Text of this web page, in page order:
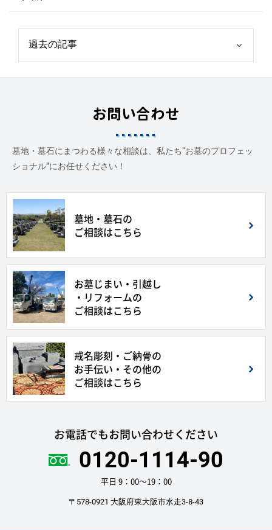
お問い合わせ
墓地・墓石にまつわる様々な相談は、私たち“お墓のプロフェッ
ショナル”にお任せください！
墓地・墓石の
ご相談はこちら
お墓じまい・引越し
・リフォームの
ご相談はこちら
戒名彫刻・ご納骨の
お手伝い・その他の
ご相談はこちら
お電話でもお問い合わせください
0120-1114-90
平日 9：00〜19：00
〒578-0921 大阪府東大阪市水走3-8-43